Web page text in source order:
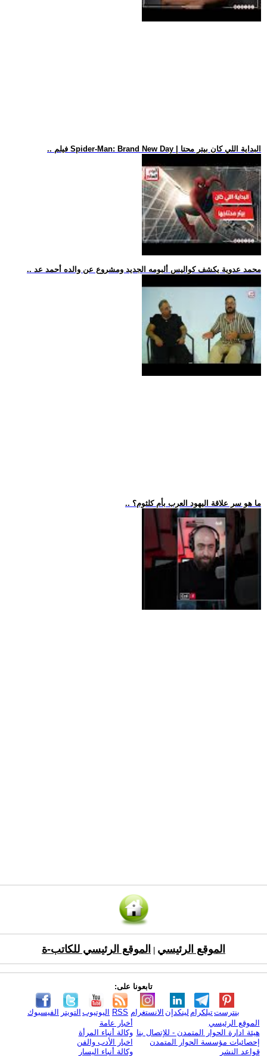
.. فيلم Spider-Man: Brand New Day | البداية اللي كان بيتر محتا
.. محمد عدوية يكشف كواليس ألبومه الجديد ومشروع عن والده أحمد عد
.. ما هو سر علاقة اليهود العرب بأم كلثوم؟
الموقع الرئيسي الموقع الرئيسي للكاتب-ة
تابعونا على:
الفيسبوك التويتر اليوتيوب RSS الانستغرام لينكدإن تيلكرامبنترست
الموقع الرئيسي
هيئة ادارة الحوار المتمدن - للإتصال بنا
إحصائيات مؤسسة الحوار المتمدن
قواعد النشر
أخبار عامة
وكالة أنباء المرأة
اخبار الأدب والفن
وكالة أنباء اليسار